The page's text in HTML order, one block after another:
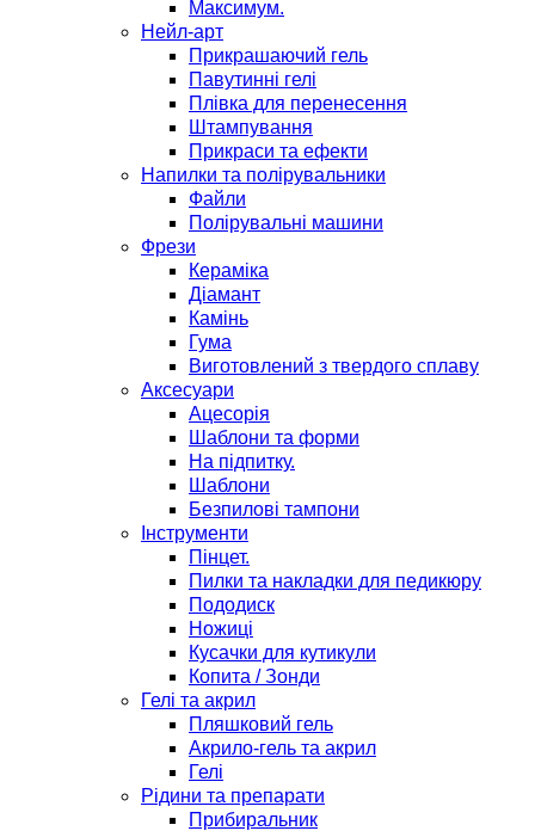
Максимум.
Нейл-арт
Прикрашаючий гель
Павутинні гелі
Плівка для перенесення
Штампування
Прикраси та ефекти
Напилки та полірувальники
Файли
Полірувальні машини
Фрези
Кераміка
Діамант
Камінь
Гума
Виготовлений з твердого сплаву
Аксесуари
Ацесорія
Шаблони та форми
На підпитку.
Шаблони
Безпилові тампони
Інструменти
Пінцет.
Пилки та накладки для педикюру
Пододиск
Ножиці
Кусачки для кутикули
Копита / Зонди
Гелі та акрил
Пляшковий гель
Акрило-гель та акрил
Гелі
Рідини та препарати
Прибиральник